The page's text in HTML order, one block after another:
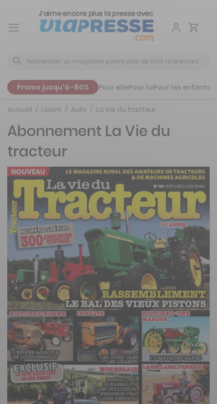
Aller
Promo jusqu'à -80% Pour ellePour luiPour les enfants
Accueil Loisirs Auto La Vie du tracteur
Abonnement La Vie du
tracteur